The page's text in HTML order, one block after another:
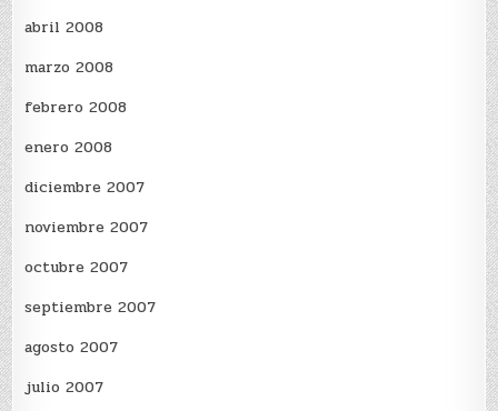
abril 2008
marzo 2008
febrero 2008
enero 2008
diciembre 2007
noviembre 2007
octubre 2007
septiembre 2007
agosto 2007
julio 2007